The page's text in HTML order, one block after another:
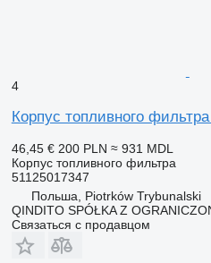
4
Корпус топливного
46,45 € 200 PLN ≈ 931 MDL
Корпус топливного фильтра
51125017347
Польша, Piotrków Trybunalski
QINDITO SPÓŁKA Z
Связаться с продавцом